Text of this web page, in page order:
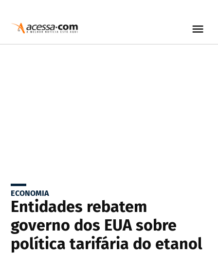
ECONOMIA
Entidades rebatem
governo dos EUA sobre
política tarifária do etanol